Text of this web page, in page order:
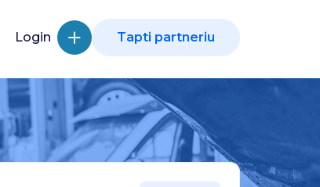
Login Tapti partneriu